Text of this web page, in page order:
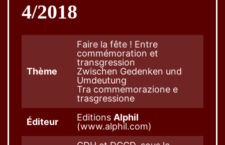
4/2018
Thème
Faire la fête ! Entre
commémoration et
transgression
Zwischen Gedenken und
Umdeutung
Tra commemorazione e
trasgressione
Éditeur Editions Alphil
(www.alphil.com)